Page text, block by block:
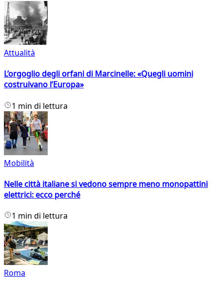
Attualità
L’orgoglio degli orfani di Marcinelle: «Quegli uomini
costruivano l’Europa»
1 min di lettura
Mobilità
Nelle città italiane si vedono sempre meno monopattini
elettrici: ecco perché
1 min di lettura
Roma